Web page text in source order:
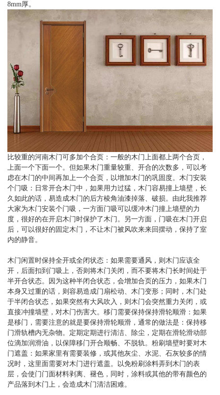
8mm厚。
比较重的河南木门可多加个合页：一般的木门上面都上两个合页，
上面一个下面一个。但如果木门重量较重、开合的次数多，可以考
虑在木门的中间再加上一个合页，以增加木门的巩固度。木门安装
个门吸：日常开合木门中，如果用力过猛，木门容易撞上墙壁，长
久如此的话，易造成木门的后方棱角油漆掉落、破损。由此我推荐
大家为木门安装个门吸，一方面门吸可以缓冲木门撞上墙壁的力
度，很好的在开启木门时保护了木门。另一方面，门吸在木门开启
后，可以很好的固定木门，不让木门被风吹来来回摆动，保持了室
内的静音。
木门闲置时保持全开或全闭状态：如果需要通风，则木门应该全
开，后面扣到门吸上，否则将木门关闭，而不要将木门长时间处于
半开合状态。因为这种半闭合状态，会增加合页的压力，如果木门
本身又过重的话，则容易造成门扇松动、木门变形；同时，木门处
于半闭合状态，如果突然有大风吹入，则木门会突然重力关闭，或
直接冲撞墙壁，对木门伤害大。移门需要保持保持滑轮顺滑：如果
是移门，需要注意的就是要保持滑轮顺滑，通常的做法是：保持移
门滑轨槽内无杂物。定期定期进行清洁、除尘，定期在滑轮滑动部
位滴加润滑油，以保障移门开合顺畅、不脱轨。粉刷墙壁时要对木
门遮盖：如果家里有需要装修，或其他灰尘、水泥、石灰较多的情
况时，这里面需要对木门进行遮盖。以免粉刷涂料弄到木门的表
层，会使门门面材料剥离、褪色，同时，涂料或其他的带有颜色的
产品落到木门上，会造成木门清洁困难。